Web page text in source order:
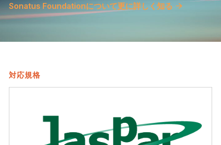
Sonatus Foundationについて更に詳しく知る
対応規格